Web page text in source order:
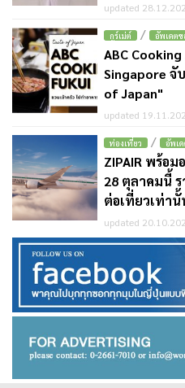
updated
กูร์เม่ต์ / อัพเดตข
ABC
Singapore จั
of Japan"
updated
ท่องเที่ยว / อัพเ
ZIPAIR พร้อ
28 ตุลาคมนี้
ต่อเที่ยวเท่านั้
updated